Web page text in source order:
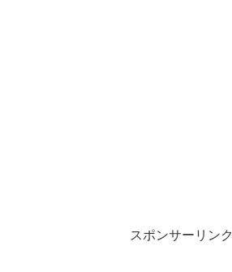
スポンサーリンク